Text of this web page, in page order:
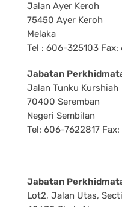
Jalan Ayer Keroh
75450 Ayer Keroh
Melaka
Tel : 606-325103
Jabatan
Jalan Tunku Kurshiah
70400 Seremban
Negeri Sembilan
Tel: 606-7622817
Jabatan
Lot2, Jalan Utas,